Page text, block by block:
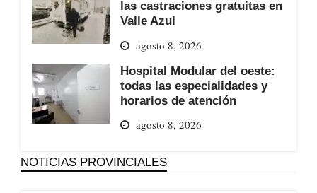
las castraciones gratuitas en
Valle Azul
agosto 8, 2026
Hospital Modular del oeste:
todas las especialidades y
horarios de atención
agosto 8, 2026
NOTICIAS PROVINCIALES